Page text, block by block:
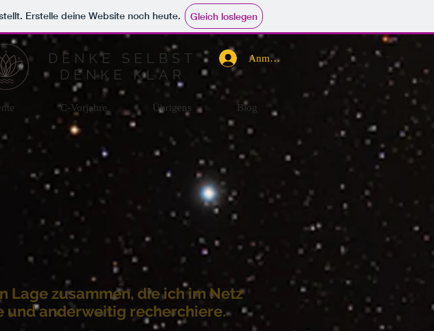
Erstelle deine Website noch heute. Gleich loslegen
DENKE SELBST
DENKE KLAR
Anmelden
C-Vorjahre Übrigens Blog
Lage zusammen, die ich im Netz
und anderweitig recherchiere.